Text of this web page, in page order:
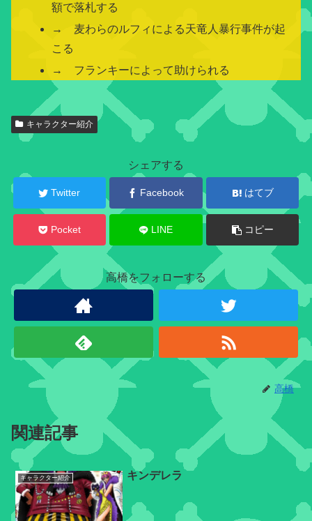
額で落札する
→ 麦わらのルフィによる天竜人暴行事件が起
こる
→ フランキーによって助けられる
関
連
キ
ラ
ー
人
ン
オ
シ
ィ
ス
コ
キャラクター紹介
シェアする
Twitter Facebook はてブ
Pocket LINE コピー
高橋をフォローする
高橋
関連記事
キャラクター紹介 キンデレラ